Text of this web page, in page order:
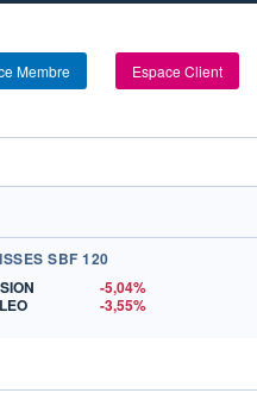
Membre Espace Client
SBF 120
-5,04%
-3,55%